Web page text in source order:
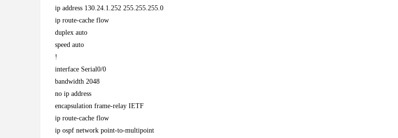
ip address 130.24.1.252 255.255.255.0
ip route-cache flow
duplex auto
speed auto
!
interface Serial0/0
bandwidth 2048
no ip address
encapsulation frame-relay IETF
ip route-cache flow
ip ospf network point-to-multipoint